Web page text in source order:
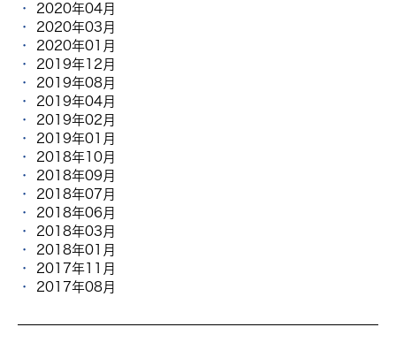
2020年04月
2020年03月
2020年01月
2019年12月
2019年08月
2019年04月
2019年02月
2019年01月
2018年10月
2018年09月
2018年07月
2018年06月
2018年03月
2018年01月
2017年11月
2017年08月